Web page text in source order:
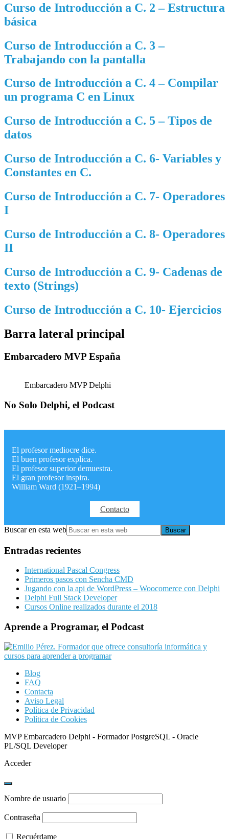
Curso de Introducción a C. 2 – Estructura
básica
Curso de Introducción a C. 3 –
Trabajando con la pantalla
Curso de Introducción a C. 4 – Compilar
un programa C en Linux
Curso de Introducción a C. 5 – Tipos de
datos
Curso de Introducción a C. 6- Variables y
Constantes en C.
Curso de Introducción a C. 7- Operadores
I
Curso de Introducción a C. 8- Operadores
II
Curso de Introducción a C. 9- Cadenas de
texto (Strings)
Curso de Introducción a C. 10- Ejercicios
Barra lateral principal
Embarcadero MVP España
Embarcadero MVP Delphi
No Solo Delphi, el Podcast
El profesor mediocre dice.
El buen profesor explica.
El profesor superior demuestra.
El gran profesor inspira.
William Ward (1921–1994)
Contacto
Buscar en esta web
Entradas recientes
International Pascal Congress
Primeros pasos con Sencha CMD
Jugando con la api de WordPress – Woocomerce con Delphi
Delphi Full Stack Developer
Cursos Online realizados durante el 2018
Aprende a Programar, el Podcast
Blog
FAQ
Contacta
Aviso Legal
Política de Privacidad
Política de Cookies
MVP Embarcadero Delphi - Formador PostgreSQL - Oracle
PL/SQL Developer
Acceder
Nombre de usuario
Contraseña
Recuérdame